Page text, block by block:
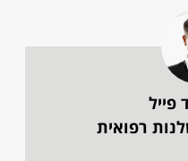
פייל
רפואית